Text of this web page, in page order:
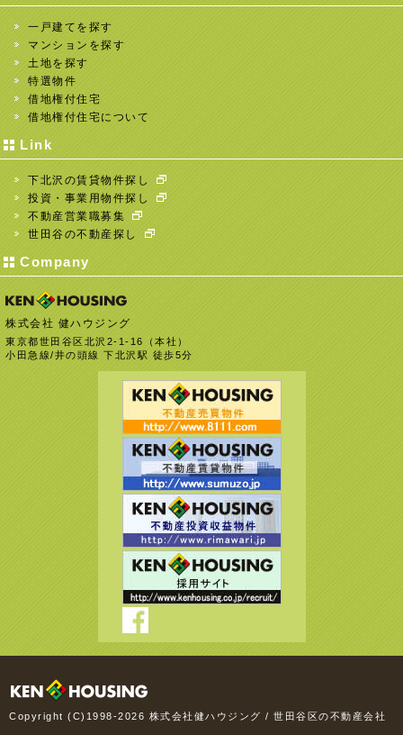
一戸建てを探す
マンションを探す
土地を探す
特選物件
借地権付住宅
借地権付住宅について
Link
下北沢の賃貸物件探し
投資・事業用物件探し
不動産営業職募集
世田谷の不動産探し
Company
株式会社 健ハウジング
東京都世田谷区北沢2-1-16（本社）
小田急線/井の頭線 下北沢駅 徒歩5分
Copyright (C)1998-2026 株式会社健ハウジング / 世田谷区の不動産会社